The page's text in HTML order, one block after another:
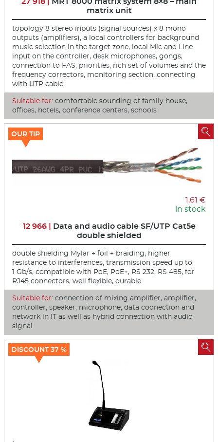
matrix unit
topology 8 stereo inputs (signal sources) x 8 mono
outputs (amplifiers), a local controllers for background
music selection in the target zone, local Mic and Line
input on the controller, desk microphones, gongs,
connection to FAS, priorities, rich set of volumes and the
frequency correctors, monitoring section, connecting
with UTP cable
Suitable for: comfortable sounding of family house,
offices, hotels, conference centers, schools
1,61 €
in stock
12 966 | Data and audio cable SF/UTP Cat5e
double shielded
double shielding Mylar + foil + braiding, higher
resistance to interferences, transmission speed up to
1 Gb/s, compatible with PoE, PoE+, RS 232, RS 485, for
RJ45 connectors, well flexible, durable
Suitable for: connection of mixing amplifier, amplifier,
controller, speaker, microphone, data coonection and
network in IT as well as hybrid connection with audio
signal
OUR TIP 
DISCOUNT 37 % 